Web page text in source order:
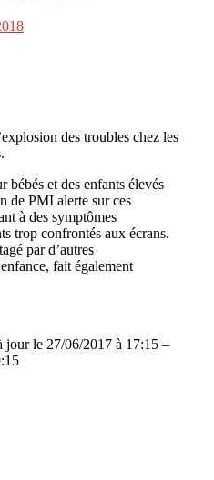
des troubles chez les
bébés et des enfants élevés
de PMI alerte sur ces
à des symptômes
trop confrontés aux écrans.
par d’autres
fait également
jourle 27/06/2017 à 17:15 –